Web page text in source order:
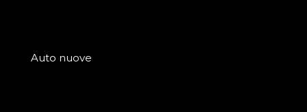
Auto nuove